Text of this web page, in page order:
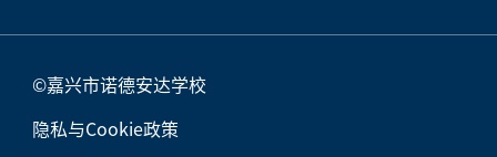
©嘉兴市诺德安达学校
隐私与Cookie政策